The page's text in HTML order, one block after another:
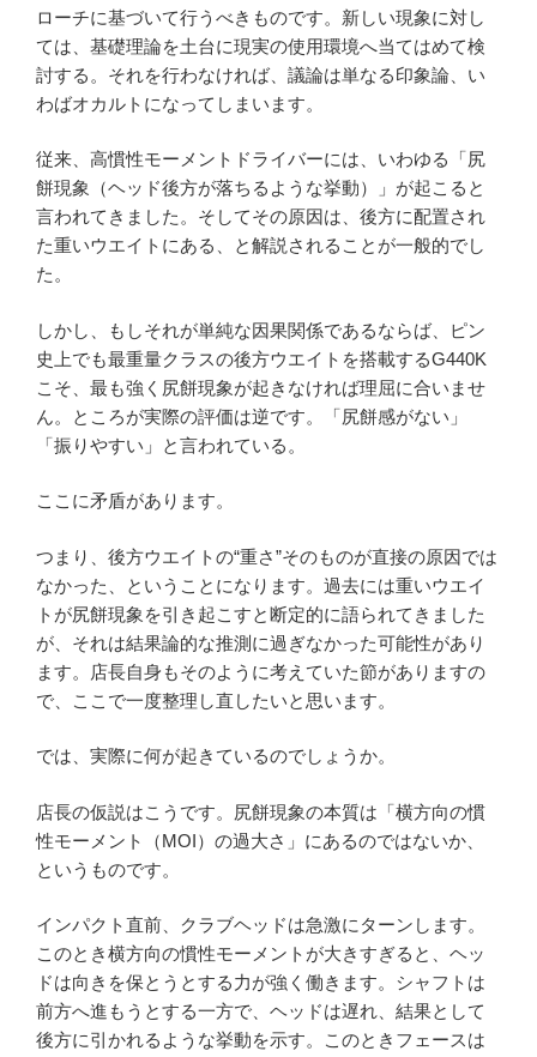
ローチに基づいて行うべきものです。新しい現象に対し
ては、基礎理論を土台に現実の使用環境へ当てはめて検
討する。それを行わなければ、議論は単なる印象論、い
わばオカルトになってしまいます。
従来、高慣性モーメントドライバーには、いわゆる「尻
餅現象（ヘッド後方が落ちるような挙動）」が起こると
言われてきました。そしてその原因は、後方に配置され
た重いウエイトにある、と解説されることが一般的でし
た。
しかし、もしそれが単純な因果関係であるならば、ピン
史上でも最重量クラスの後方ウエイトを搭載するG440K
こそ、最も強く尻餅現象が起きなければ理屈に合いませ
ん。ところが実際の評価は逆です。「尻餅感がない」
「振りやすい」と言われている。
ここに矛盾があります。
つまり、後方ウエイトの“重さ”そのものが直接の原因では
なかった、ということになります。過去には重いウエイ
トが尻餅現象を引き起こすと断定的に語られてきました
が、それは結果論的な推測に過ぎなかった可能性があり
ます。店長自身もそのように考えていた節がありますの
で、ここで一度整理し直したいと思います。
では、実際に何が起きているのでしょうか。
店長の仮説はこうです。尻餅現象の本質は「横方向の慣
性モーメント（MOI）の過大さ」にあるのではないか、
というものです。
インパクト直前、クラブヘッドは急激にターンします。
このとき横方向の慣性モーメントが大きすぎると、ヘッ
ドは向きを保とうとする力が強く働きます。シャフトは
前方へ進もうとする一方で、ヘッドは遅れ、結果として
後方に引かれるような挙動を示す。このときフェースは